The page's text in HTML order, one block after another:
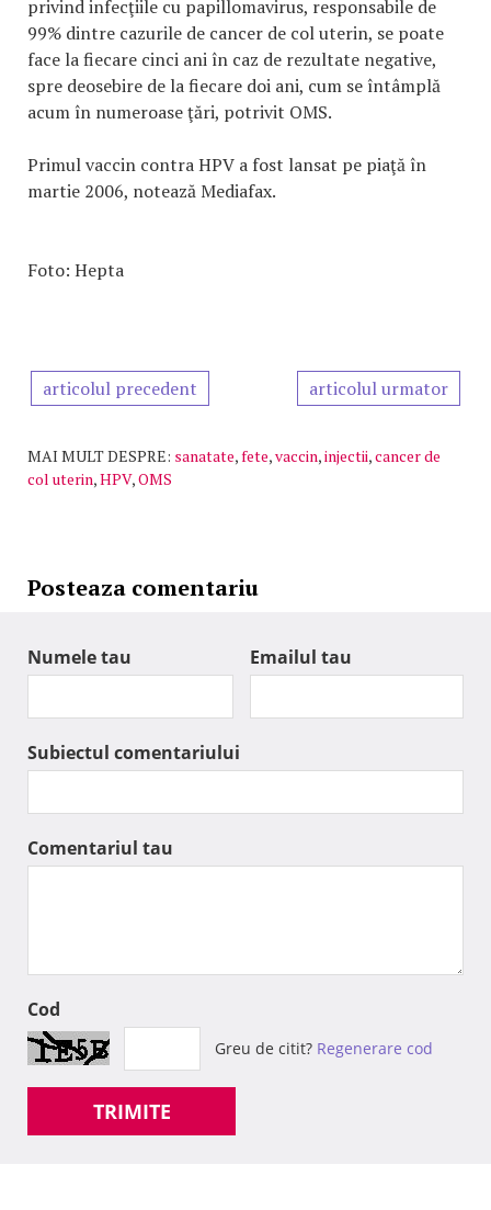
privind infecţiile cu papillomavirus, responsabile de
99% dintre cazurile de cancer de col uterin, se poate
face la fiecare cinci ani în caz de rezultate negative,
spre deosebire de la fiecare doi ani, cum se întâmplă
acum în numeroase ţări, potrivit OMS.
Primul vaccin contra HPV a fost lansat pe piaţă în
martie 2006, notează Mediafax.
Foto: Hepta
articolul precedent articolul urmator
MAI MULT DESPRE: sanatate,fete,vaccin,injectii,cancer de
col uterin,HPV,OMS
Posteaza comentariu
Numele tau Emailul tau
Subiectul comentariului
Comentariul tau
Cod
Greu de citit? Regenerare cod
TRIMITE